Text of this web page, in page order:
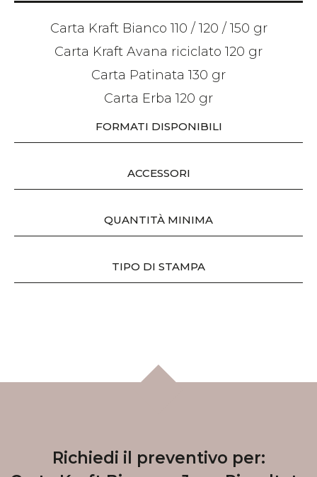
Carta Kraft Bianco 110 / 120 / 150 gr
Carta Kraft Avana riciclato 120 gr
Carta Patinata 130 gr
Carta Erba 120 gr
FORMATI DISPONIBILI
ACCESSORI
QUANTITÀ MINIMA
TIPO DI STAMPA
Richiedi il preventivo per: